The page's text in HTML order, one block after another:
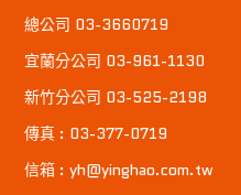
總公司 03-3660719
宜蘭分公司 03-961-1130
新竹分公司 03-525-2198
傳真 : 03-377-0719
信箱 : yh@yinghao.com.tw